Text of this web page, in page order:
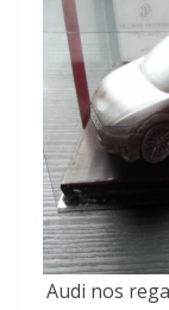
Audi nos